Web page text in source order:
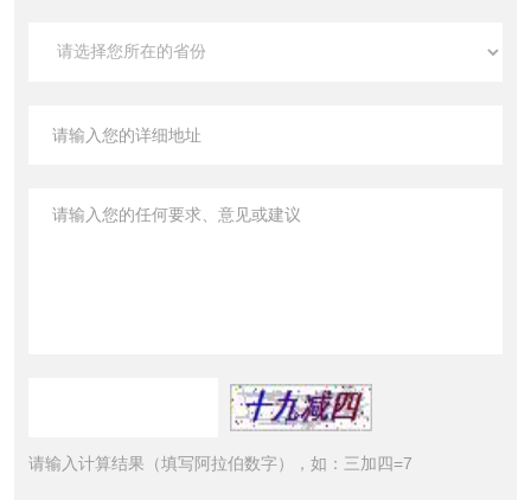
请输入计算结果（填写阿拉伯数字），如：三加四=7